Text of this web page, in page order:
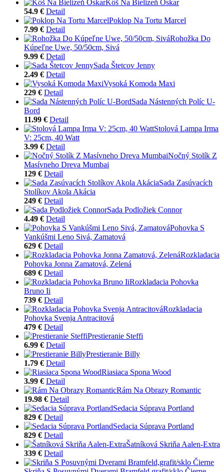
Kôš Na Bielizeň Oskar
54.9 € Detail
Poklop Na Tortu Marcel
7.99 € Detail
Rohožka Do
Kúpeľne Uwe, 50/50cm, Sivá
9.99 € Detail
Sada Štetcov Jenny
2.49 € Detail
Vysoká Komoda Maxi
229 € Detail
Sada Nástenných Políc U-
Bord
11.99 € Detail
Stolová Lampa Irma
V: 25cm, 40 Watt
3.99 € Detail
Nočný Stolík Z
Masívneho Dreva Mumbai
129 € Detail
Sada Zasúvacích
Stolíkov Akola Akácia
249 € Detail
Sada Podložiek Connor
4.49 € Detail
Pohovka S
Vankúšmi Leno Sivá, Zamatová
629 € Detail
Rozkladacia
Pohovka Jonna Zamatová, Zelená
689 € Detail
Rozkladacia Pohovka
Bruno Ii
739 € Detail
Rozkladacia
Pohovka Svenja Antracitová
479 € Detail
Prestieranie Steffi
6.99 € Detail
Prestieranie Billy
1.79 € Detail
Riasiaca Spona Wood
3.99 € Detail
Rám Na Obrazy Romantic
19.98 € Detail
Sedacia Súprava Portland
829 € Detail
Sedacia Súprava Portland
829 € Detail
Šatníková Skriňa Aalen-Extra
339 € Detail